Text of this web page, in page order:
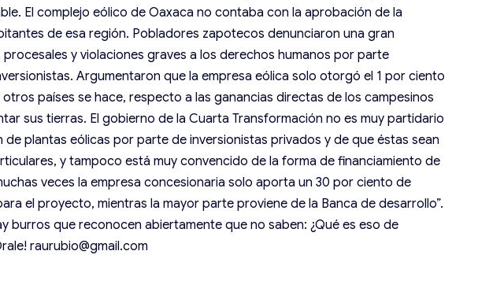
El complejo eólico de Oaxaca no contaba con la aprobación de la
de esa región. Pobladores zapotecos denunciaron una gran
y violaciones graves a los derechos humanos por parte
Argumentaron que la empresa eólica solo otorgó el 1 por ciento
otros países se hace, respecto a las ganancias directas de los campesinos
sus tierras. El gobierno de la Cuarta Transformación no es muy partidario
plantas eólicas por parte de inversionistas privados y de que éstas sean
y tampoco está muy convencido de la forma de financiamiento de
veces la empresa concesionaria solo aporta un 30 por ciento de
el proyecto, mientras la mayor parte proviene de la Banca de desarrollo”.
burros que reconocen abiertamente que no saben: ¿Qué es eso de
raurubio@gmail.com